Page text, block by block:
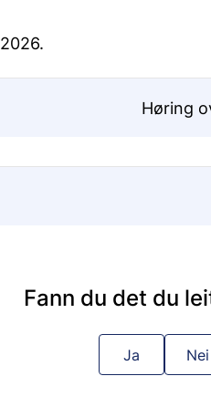
Høring
Fann du det du
Ja Nei